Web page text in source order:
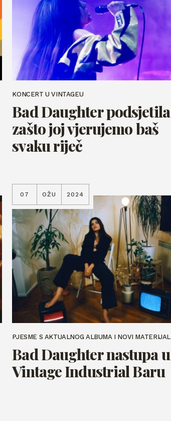
KONCERT U VINTAGEU
Bad Daughter podsjetila
zašto joj vjerujemo baš
svaku riječ
07 OŽU 2024
PJESME S AKTUALNOG ALBUMA I NOVI MATERIJAL
Bad Daughter nastupa u
Vintage Industrial Baru